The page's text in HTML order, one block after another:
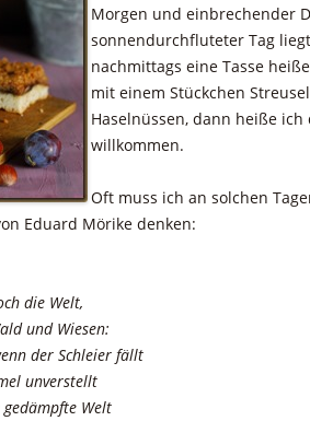
Morgen und einbrechender
sonnendurchfluteter Tag
nachmittags eine Tasse
mit einem Stückchen
Haselnüssen, dann heiße
willkommen.
Oft muss ich an solchen
Eduard Mörike denken:
die Welt,
und Wiesen:
der Schleier fällt
unverstellt
Welt